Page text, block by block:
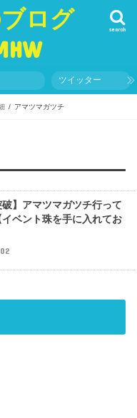
ログ
search
ツイッター
アマツマガツチ
破】アマツマガツチ行って
ベント珠を手に入れてお